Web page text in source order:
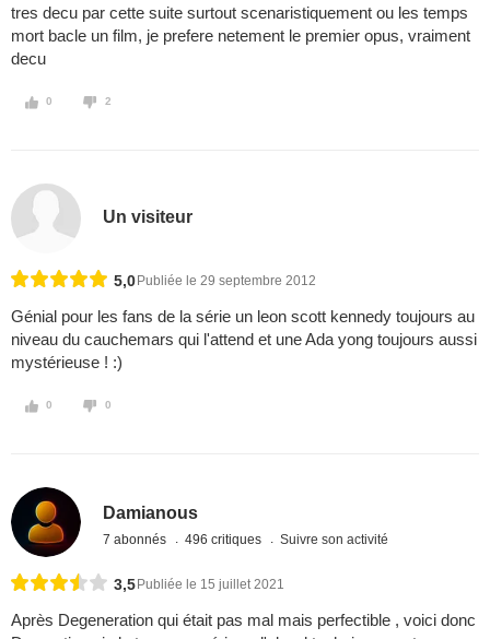
tres decu par cette suite surtout scenaristiquement ou les temps
mort bacle un film, je prefere netement le premier opus, vraiment
decu
0 2
Un visiteur
5,0 Publiée le 29 septembre 2012
Génial pour les fans de la série un leon scott kennedy toujours au
niveau du cauchemars qui l'attend et une Ada yong toujours aussi
mystérieuse ! :)
0 0
Damianous
7 abonnés 496 critiques Suivre son activité
3,5 Publiée le 15 juillet 2021
Après Degeneration qui était pas mal mais perfectible , voici donc